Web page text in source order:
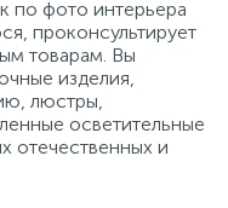
по фото интерьера
проконсультирует
товарам. Вы
изделия,
люстры,
осветительные
отечественных и
2